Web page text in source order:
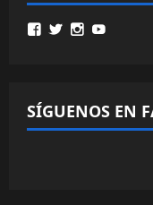
Ver
Facebook
VerVerVer
SÍGUENOS EN